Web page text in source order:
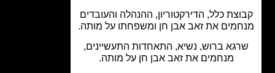
כלל, הדירקטוריון, ההנהלה והעובדים
את זאב אבן חן ומשפחתו על מותה.
ברוש, נשיא, התאחדות התעשיינים,
מנחמים את זאב אבן חן על מותה.